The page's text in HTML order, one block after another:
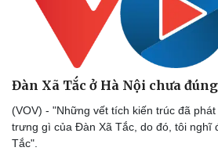
Đàn Xã Tắc ở Hà Nội chưa
(VOV) - "Những vết tích kiến trúc đã
trưng gì của Đàn Xã Tắc, do đó, tôi nghĩ
Tắc".